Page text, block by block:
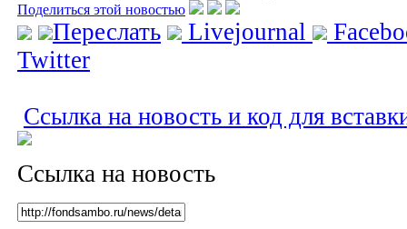
Поделиться этой новостью
Переслать Livejournal
Twitter
Ссылка на новость и код для
Ссылка на новость